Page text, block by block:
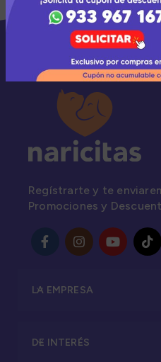
Regístrarte y te
Promociones y
LA EMPRESA
DE INTERÉS